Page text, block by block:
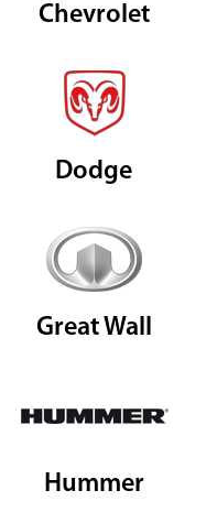
Chevrolet
Dodge
Great Wall
Hummer